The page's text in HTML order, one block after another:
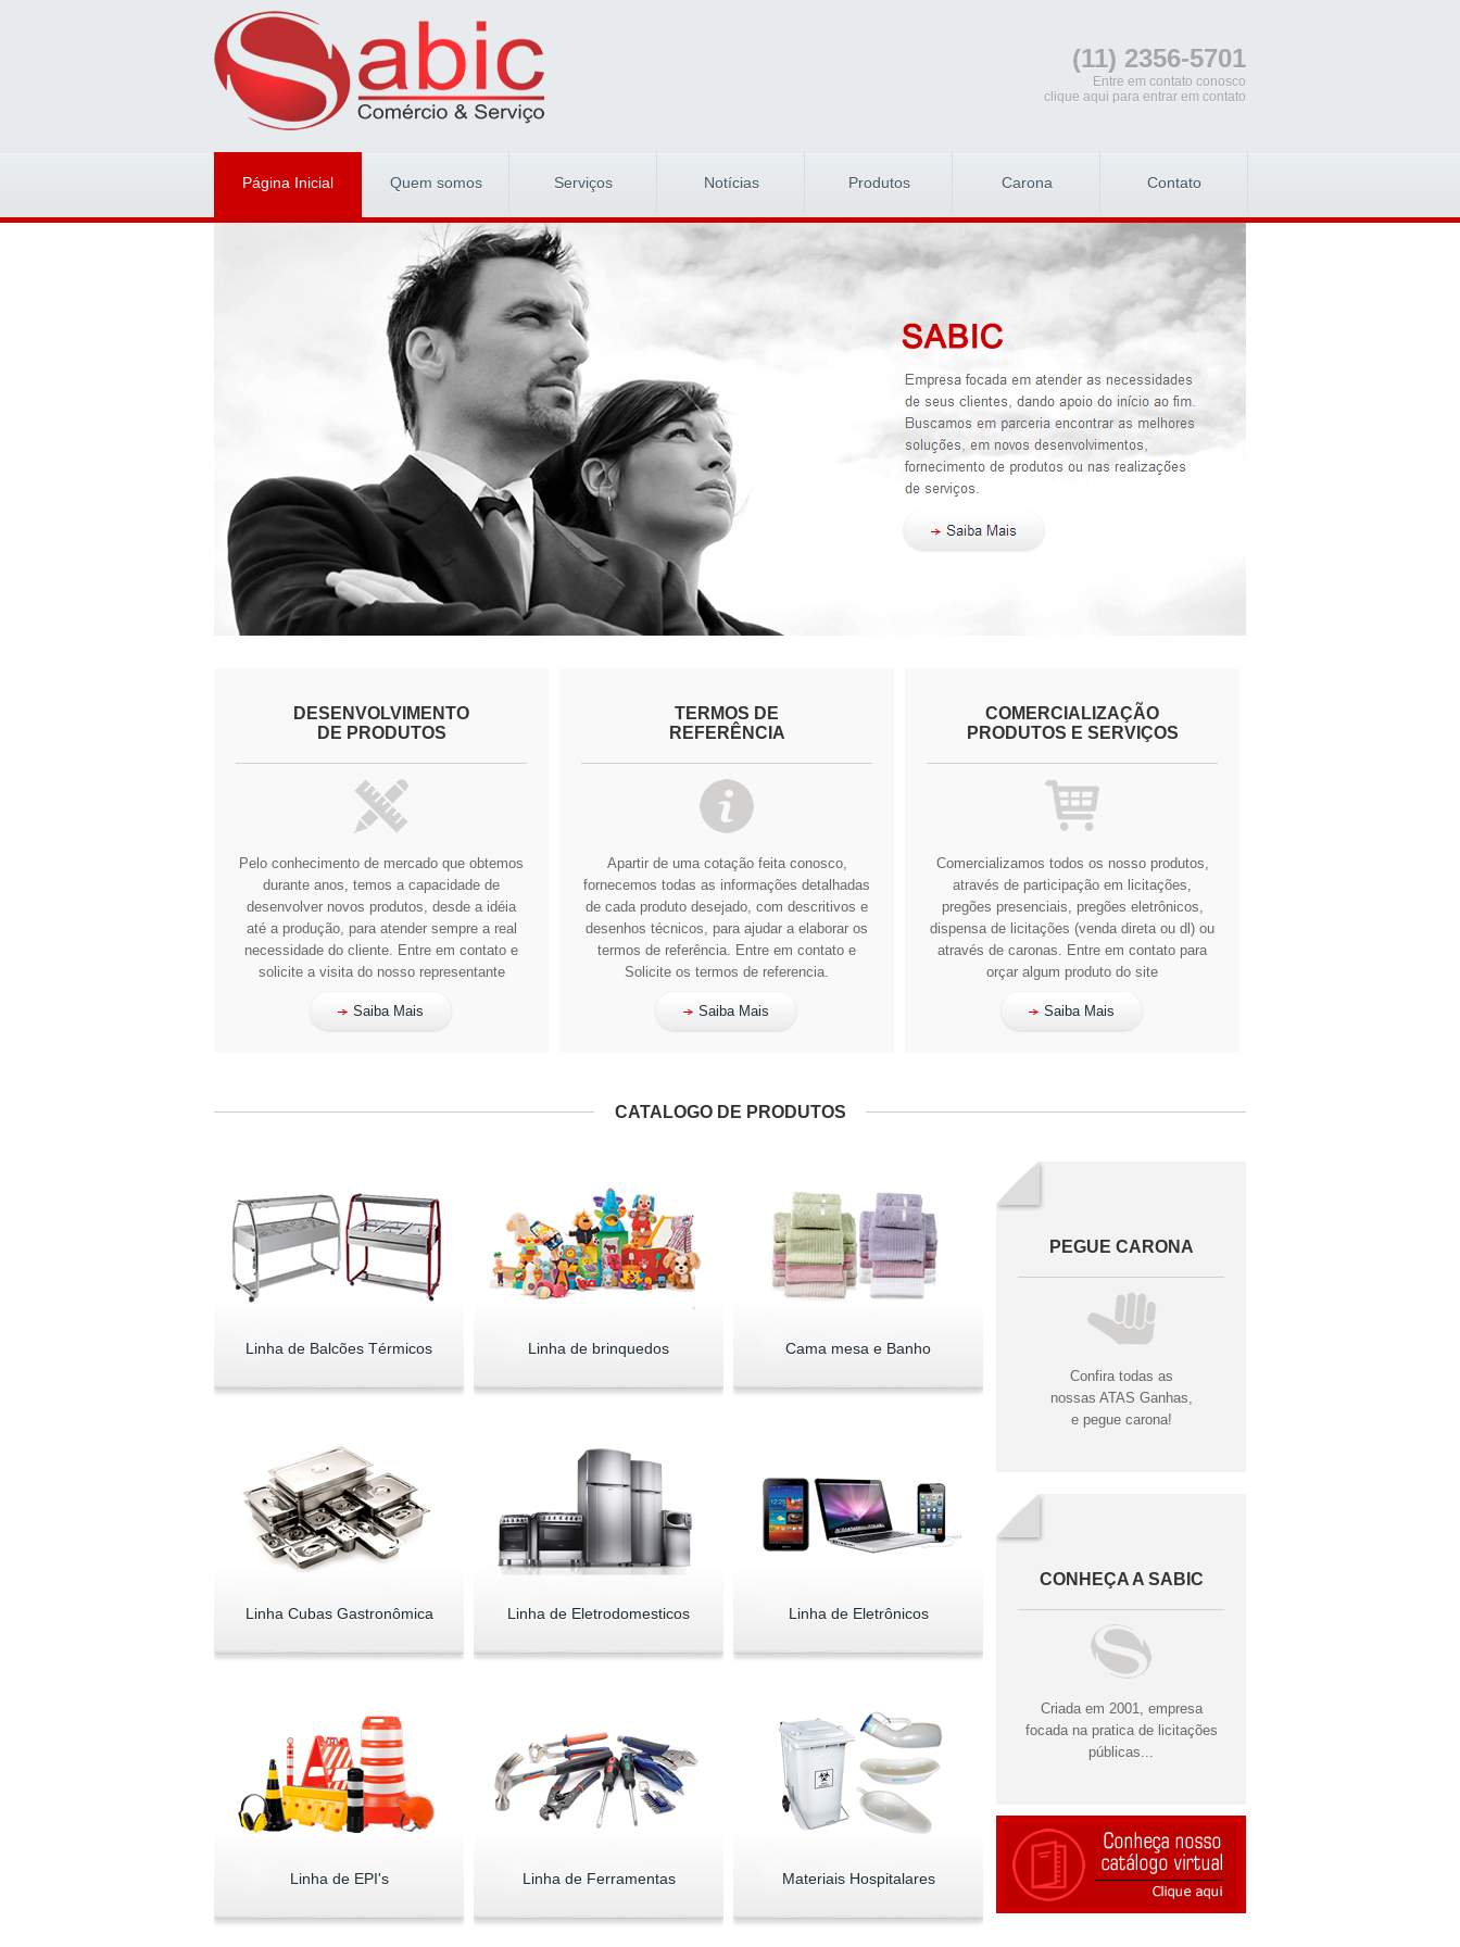
(11) 2356-5701
Entre em contato conosco
clique aqui para entrar em contato
Página Inicial Quem somos Serviços Notícias Produtos Carona Contato
DESENVOLVIMENTO
DE PRODUTOS
Pelo conhecimento de mercado que obtemos
durante anos, temos a capacidade de
desenvolver novos produtos, desde a idéia
até a produção, para atender sempre a real
necessidade do cliente. Entre em contato e
solicite a visita do nosso representante
Saiba Mais
TERMOS DE
REFERÊNCIA
Apartir de uma cotação feita conosco,
fornecemos todas as informações detalhadas
de cada produto desejado, com descritivos e
desenhos técnicos, para ajudar a elaborar os
termos de referência. Entre em contato e
Solicite os termos de referencia.
Saiba Mais
COMERCIALIZAÇÃO
PRODUTOS E SERVIÇOS
Comercializamos todos os nosso produtos,
através de participação em licitações,
pregões presenciais, pregões eletrônicos,
dispensa de licitações (venda direta ou dl) ou
através de caronas. Entre em contato para
orçar algum produto do site
Saiba Mais
CATALOGO DE PRODUTOS
PEGUE CARONA
Confira todas as
nossas ATAS Ganhas,
e pegue carona!
CONHEÇA A SABIC
Criada em 2001, empresa
focada na pratica de licitações
públicas...
Linha de Balcões Térmicos Linha de brinquedos Cama mesa e Banho
Linha Cubas Gastronômica Linha de Eletrodomesticos Linha de Eletrônicos
Linha de EPI's Linha de Ferramentas Materiais Hospitalares